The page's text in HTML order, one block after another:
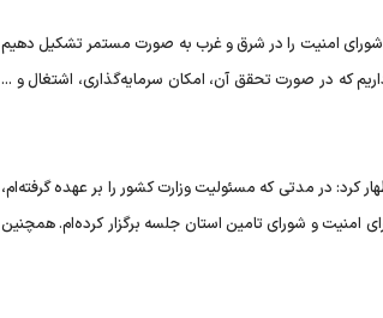
شورای امنیت را در شرق و غرب به صورت مستمر تشکیل دهیم
که در صورت تحقق آن، امکان سرمایه‌گذاری، اشتغال و ...
کرد: در مدتی که مسئولیت وزارت کشور را بر عهده گرفته‌ام،
امنیت و شورای تامین استان جلسه برگزار کرده‌ام. همچنین